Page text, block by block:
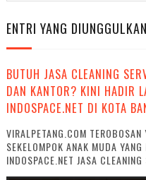
ENTRI YANG DIUNGGULKAN
BUTUH JASA CLEANING
DAN KANTOR? KINI HADIR
INDOSPACE.NET DI KOTA
VIRALPETANG.COM
SEKELOMPOK ANAK MUDA
INDOSPACE.NET JASA CLEANING